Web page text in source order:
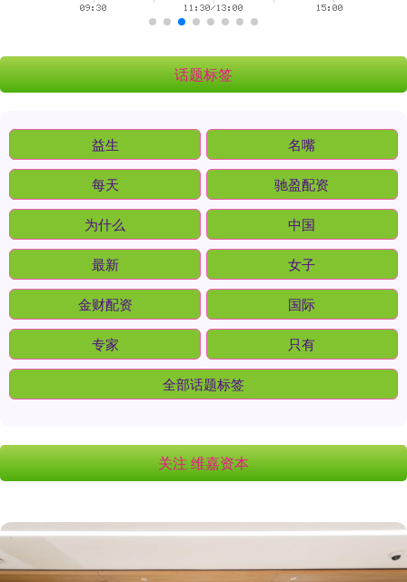
话题标签
益生 名嘴
每天 驰盈配资
为什么 中国
最新 女子
金财配资 国际
专家 只有
全部话题标签
关注 维嘉资本